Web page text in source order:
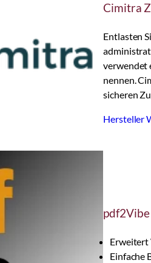
Cimitra
Entlasten
verwendet
nennen.
sicheren
Hersteller
pdf2Vibe
Erweitert
Einfache